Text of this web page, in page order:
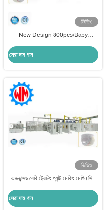
ভিডিও
New Design 800pcs/Baby
Cost-effective Machinery
সেরা দাম পান
ভিডিও
এডভান্সড বেবি ট্রেনিং প্যান্ট মেকিং মেশিন সিই
সেরা দাম পান